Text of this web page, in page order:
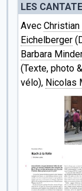
LES
Avec
Eichelberger
Barbara
(Texte, photo
vélo), Nicolas